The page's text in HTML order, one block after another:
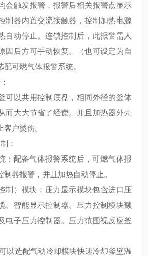
会触发报警，报警后相关报警点显示
制器内置交流接触器，控制加热电源
自动停止。连锁控制后，此报警需人
因后方可手动恢复。（也可设定为自
可燃气体报警系统。
：
可以共用控制底盘，相同外径的釜体
而大大节省了经费。并且加热器外壳
户烫伤。
：
配备气体报警系统后，可燃气体报
器报警，并且加热自动停止。
）模块：压力显示模块包含进口压
、智能显示控制器。压力控制模块额
电子压力控制器。压力范围视反应釜
选配气动冷却模块快速冷却釜壁温